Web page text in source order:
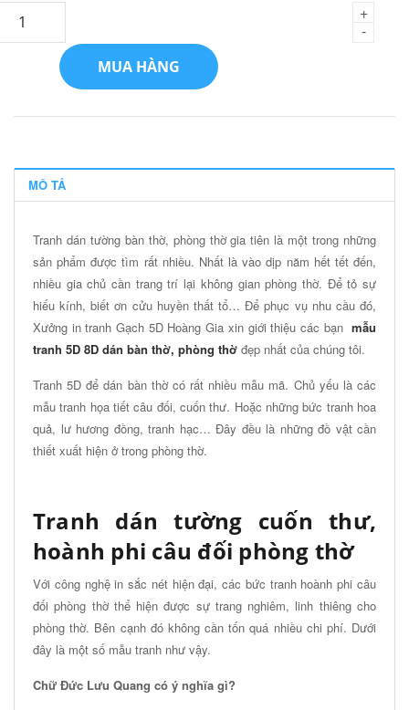
-
+
MUA HÀNG
MÔ TẢ
Tranh dán tường bàn thờ, phòng thờ gia tiên là một trong những
sản phẩm được tìm rất nhiều. Nhất là vào dịp năm hết tết đến,
nhiều gia chủ cần trang trí lại không gian phòng thờ. Để tỏ sự
hiếu kính, biết ơn cửu huyền thất tổ… Để phục vụ nhu cầu đó,
Xưởng in tranh Gạch 5D Hoàng Gia xin giới thiệu các bạn mẫu
tranh 5D 8D dán bàn thờ, phòng thờ đẹp nhất của chúng tôi.
Tranh 5D để dán bàn thờ có rất nhiều mẫu mã. Chủ yếu là các
mẫu tranh họa tiết câu đối, cuốn thư. Hoặc những bức tranh hoa
quả, lư hương đồng, tranh hạc… Đây đều là những đồ vật cần
thiết xuất hiện ở trong phòng thờ.
Tranh dán tường cuốn thư,
hoành phi câu đối phòng thờ
Với công nghệ in sắc nét hiện đại, các bức tranh hoành phi câu
đối phòng thờ thể hiện được sự trang nghiêm, linh thiêng cho
phòng thờ. Bên cạnh đó không cần tốn quá nhiều chi phí. Dưới
đây là một số mẫu tranh như vậy.
Chữ Đức Lưu Quang có ý nghĩa gì?